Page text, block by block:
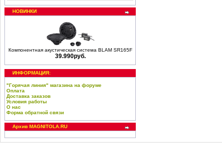
НОВИНКИ
Компонентная акустическая система BLAM SR165F
39.990руб.
ИНФОРМАЦИЯ:
"Горячая линия" магазина на форуме
Оплата
Доставка заказов
Условия работы
О нас
Форма обратной связи
Архив MAGNITOLA.RU